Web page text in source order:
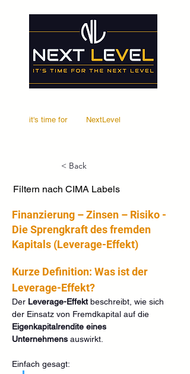
it's time for NextLevel
< Back
Filtern nach CIMA Labels
Finanzierung – Zinsen – Risiko -
Die Sprengkraft des fremden
Kapitals (Leverage-Effekt)
Kurze Definition: Was ist der
Leverage-Effekt?
Der Leverage-Effekt beschreibt, wie sich
der Einsatz von Fremdkapital auf die
Eigenkapitalrendite eines
Unternehmens auswirkt.
Einfach gesagt: